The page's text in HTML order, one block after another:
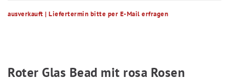
ausverkauft | Liefertermin bitte per E-Mail erfragen
Roter Glas Bead mit rosa Rosen